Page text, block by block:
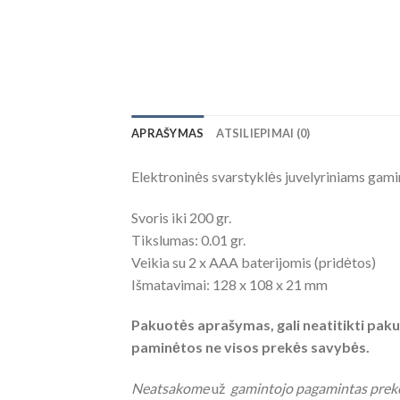
APRAŠYMAS ATSILIEPIMAI (0)
Elektroninės svarstyklės juvelyriniams
Svoris iki 200 gr.
Tikslumas: 0.01 gr.
Veikia su 2 x AAA baterijomis (pridėtos)
Išmatavimai: 128 x 108 x 21 mm
Pakuotės aprašymas, gali neatitikti
paminėtos ne visos prekės savybės.
Neatsakomeuž gamintojo pagamintas